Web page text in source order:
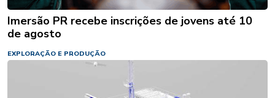
Imersão PR recebe inscrições de jovens até 10
de agosto
EXPLORAÇÃO E PRODUÇÃO